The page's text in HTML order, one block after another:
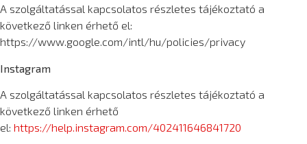
A szolgáltatással kapcsolatos részletes tájékoztató a
következő linken érhető el:
https://www.google.com/intl/hu/policies/privacy
Instagram
A szolgáltatással kapcsolatos részletes tájékoztató a
következő linken érhető
el: https://help.instagram.com/402411646841720